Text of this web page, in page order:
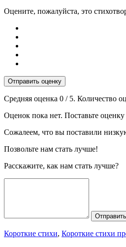
Оцените, пожалуйста, это
Отправить оценку
Средняя оценка 0 / 5. Количество
Оценок пока нет. Поставьте
Сожалеем, что вы поставили
Позвольте нам стать лучше!
Расскажите, как нам стать лучше?
Короткие стихи, Короткие стихи